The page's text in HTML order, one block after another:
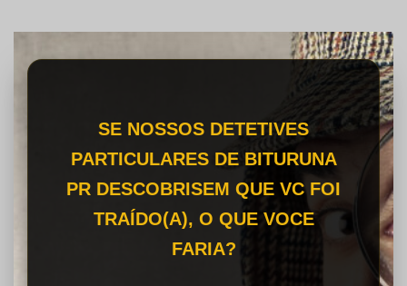
SE NOSSOS DETETIVES
PARTICULARES DE BITURUNA
PR DESCOBRISEM QUE VC FOI
TRAÍDO(A), O QUE VOCE
FARIA?